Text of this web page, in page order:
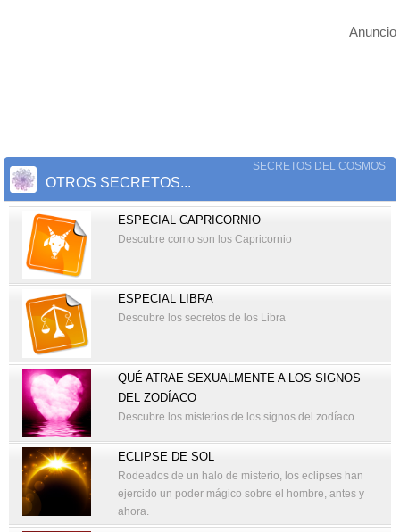
Anuncio
SECRETOS DEL COSMOS
OTROS SECRETOS...
ESPECIAL CAPRICORNIO
Descubre como son los Capricornio
ESPECIAL LIBRA
Descubre los secretos de los Libra
QUÉ ATRAE SEXUALMENTE A LOS SIGNOS
DEL ZODÍACO
Descubre los misterios de los signos del zodíaco
ECLIPSE DE SOL
Rodeados de un halo de misterio, los eclipses han
ejercido un poder mágico sobre el hombre, antes y
ahora.